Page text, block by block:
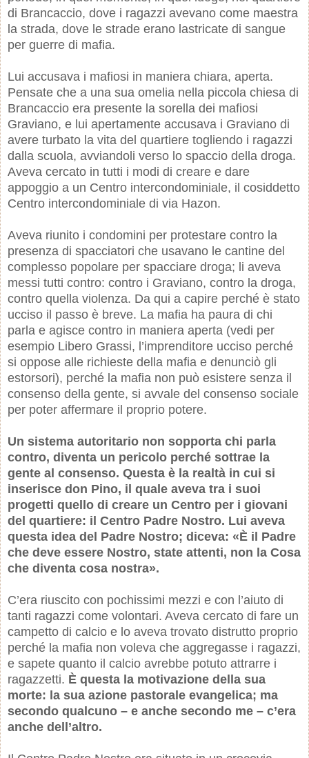
di Brancaccio, dove i ragazzi avevano come maestra
la strada, dove le strade erano lastricate di sangue
per guerre di mafia.
Lui accusava i mafiosi in maniera chiara, aperta.
Pensate che a una sua omelia nella piccola chiesa di
Brancaccio era presente la sorella dei mafiosi
Graviano, e lui apertamente accusava i Graviano di
avere turbato la vita del quartiere togliendo i ragazzi
dalla scuola, avviandoli verso lo spaccio della droga.
Aveva cercato in tutti i modi di creare e dare
appoggio a un Centro intercondominiale, il cosiddetto
Centro intercondominiale di via Hazon.
Aveva riunito i condomini per protestare contro la
presenza di spacciatori che usavano le cantine del
complesso popolare per spacciare droga; li aveva
messi tutti contro: contro i Graviano, contro la droga,
contro quella violenza. Da qui a capire perché è stato
ucciso il passo è breve. La mafia ha paura di chi
parla e agisce contro in maniera aperta (vedi per
esempio Libero Grassi, l’imprenditore ucciso perché
si oppose alle richieste della mafia e denunciò gli
estorsori), perché la mafia non può esistere senza il
consenso della gente, si avvale del consenso sociale
per poter affermare il proprio potere.
Un sistema autoritario non sopporta chi parla
contro, diventa un pericolo perché sottrae la
gente al consenso. Questa è la realtà in cui si
inserisce don Pino, il quale aveva tra i suoi
progetti quello di creare un Centro per i giovani
del quartiere: il Centro Padre Nostro. Lui aveva
questa idea del Padre Nostro; diceva: «È il Padre
che deve essere Nostro, state attenti, non la Cosa
che diventa cosa nostra».
C’era riuscito con pochissimi mezzi e con l’aiuto di
tanti ragazzi come volontari. Aveva cercato di fare un
campetto di calcio e lo aveva trovato distrutto proprio
perché la mafia non voleva che aggregasse i ragazzi,
e sapete quanto il calcio avrebbe potuto attrarre i
ragazzetti. È questa la motivazione della sua
morte: la sua azione pastorale evangelica; ma
secondo qualcuno – e anche secondo me – c’era
anche dell’altro.